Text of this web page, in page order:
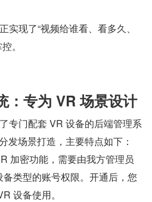
现了“视频给谁看、看多久、
。
：专为 VR 场景设计
专门配套 VR 设备的后端管理系
发场景打造，主要特点如下：
加密功能，需要由我方管理员
类型的账号权限。开通后，您
设备使用。